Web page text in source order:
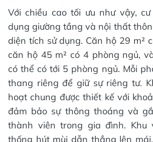
nghệ thuật
Lấy cảm hứng từ phong
Picasso, các tòa căn hộ nghệ
mang đến không gian sống ấn
màu đa dạng từ thiên nhiên và
“núi Đọi sông Châu”. Đây sẽ là
dân yêu nghệ thuật, mong muốn
không gian phong phú về tiện
đồng thời coi trọng giá trị tinh thần.